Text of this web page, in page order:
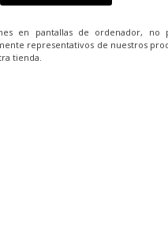
en pantallas de ordenador, no
representativos de nuestros
tienda.